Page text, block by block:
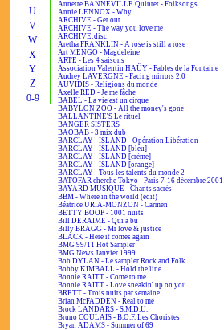
U
V
W
X
Y
Z
0-9
Annette BANNEVILLE Quintet - Folksongs
Annie LENNOX - Why
ARCHIVE - Get out
ARCHIVE - The way you love me
ARCHIVE:disc
Aretha FRANKLIN - A rose is still a rose
Art MENGO - Magdeleine
ARTE - Les 4 saisons
Association Valentin HAÜY - Fables de la Fontaine
Audrey LAVERGNE - Facing mirrors 2.0
AUVIDIS - Religions du monde
Axelle RED - Je me fâche
BABEL - La vie est un cirque
BABYLON ZOO - All the money's gone
BALLANTINE'S Le rituel
BANGER SISTERS
BAOBAB - 3 mix dub
BARCLAY - ISLAND - Opération Libération
BARCLAY - ISLAND [bleu]
BARCLAY - ISLAND [crème]
BARCLAY - ISLAND [orange]
BARCLAY - Tous les talents du monde 2
BATOFAR cherche Tokyo - Paris 7-16 décembre 2001
BAYARD MUSIQUE - Chants sacrés
BBM - Where in the world (edit)
Béatrice URIA-MONZON - Carmen
BETTY BOOP - 1001 nuits
Bill DERAIME - Qui a bu
Billy BRAGG - Mr love & justice
BLACK - Here it comes again
BMG 99/11 Hot Sampler
BMG News Janvier 1999
Bob DYLAN - Le sampler Rock and Folk
Bobby KIMBALL - Hold the line
Bonnie RAITT - Come to me
Bonnie RAITT - Love sneakin' up on you
BRETT - Trois nuits par semaine
Brian McFADDEN - Real to me
Brock LANDARS - S.M.D.U.
Bruno COULAIS - B.O.F. Les Choristes
Bryan ADAMS - Summer of 69